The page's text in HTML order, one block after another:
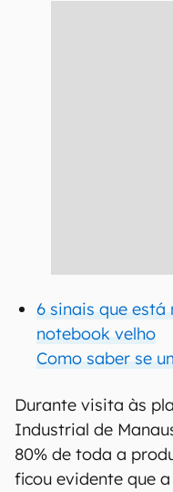
6 sinais que
notebook velho
Como saber se
Durante visita às
Industrial de
80% de toda a
ficou evidente que